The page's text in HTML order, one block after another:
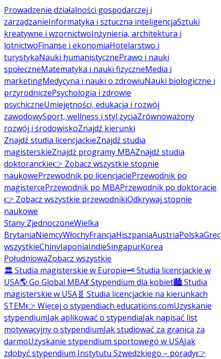
Prowadzenie działalności gospodarczej i
zarządzanieInformatyka i sztuczna inteligencjaSztuki
kreatywne i wzornictwoInżynieria, architektura i
lotnictwoFinanse i ekonomiaHotelarstwo i
turystykaNauki humanistycznePrawo i nauki
społeczneMatematyka i nauki fizyczneMedia i
marketingMedycyna i nauki o zdrowiuNauki biologiczne i
przyrodniczePsychologia i zdrowie
psychiczneUmiejętności, edukacja i rozwój
zawodowySport, wellness i styl życiaZrównoważony
rozwój i środowiskoZnajdź kierunki
Znajdź studia licencjackieZnajdź studia
magisterskieZnajdź programy MBAZnajdź studia
doktoranckie👉 Zobacz wszystkie stopnie
naukowePrzewodnik po licencjaciePrzewodnik po
magistercePrzewodnik po MBAPrzewodnik po doktoracie
👉 Zobacz wszystkie przewodnikiOdkrywaj stopnie
naukowe
Stany ZjednoczoneWielka
BrytaniaNiemcyWłochyFrancjaHiszpaniaAustriaPolska
wszystkieChinyJaponiaIndieSingapurKorea
PołudniowaZobacz wszystkie
🏛️ Studia magisterskie w Europie🗝️ Studia licencjackie w
USA🌎 Go Global MBA💃 Stypendium dla kobiet🏙️ Studia
magisterskie w USA🧬 Studia licencjackie na kierunkach
STEM👉 Więcej o stypendiach educations.comUzyskanie
stypendiumJak aplikować o stypendiaJak napisać list
motywacyjny o stypendiumJak studiować za granicą za
darmoUzyskanie stypendium sportowego w USAJak
zdobyć stypendium Instytutu Szwedzkiego – porady👉